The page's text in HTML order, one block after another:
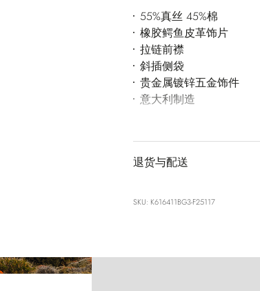
55%真丝 45%棉
橡胶鳄鱼皮革饰片
拉链前襟
斜插侧袋
贵金属镀锌五金饰件
意大利制造
退货与配送
SKU: K616411BG3-F25117